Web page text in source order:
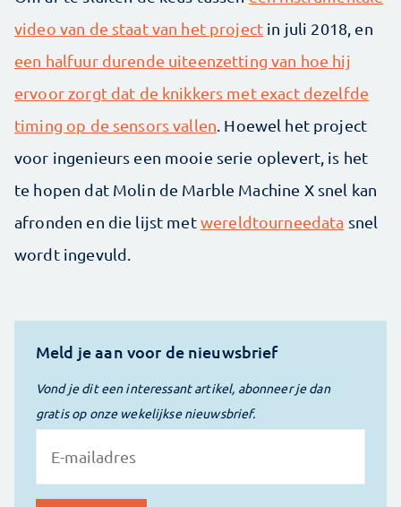
video van de staat van het project in juli 2018, en
een halfuur durende uiteenzetting van hoe hij
ervoor zorgt dat de knikkers met exact dezelfde
timing op de sensors vallen . Hoewel het project
voor ingenieurs een mooie serie oplevert, is het
te hopen dat Molin de Marble Machine X snel kan
afronden en die lijst metwereldtourneedata snel
wordt ingevuld.
Meld je aan voor de nieuwsbrief
Vond je dit een interessant artikel, abonneer je dan
gratis op onze wekelijkse nieuwsbrief.